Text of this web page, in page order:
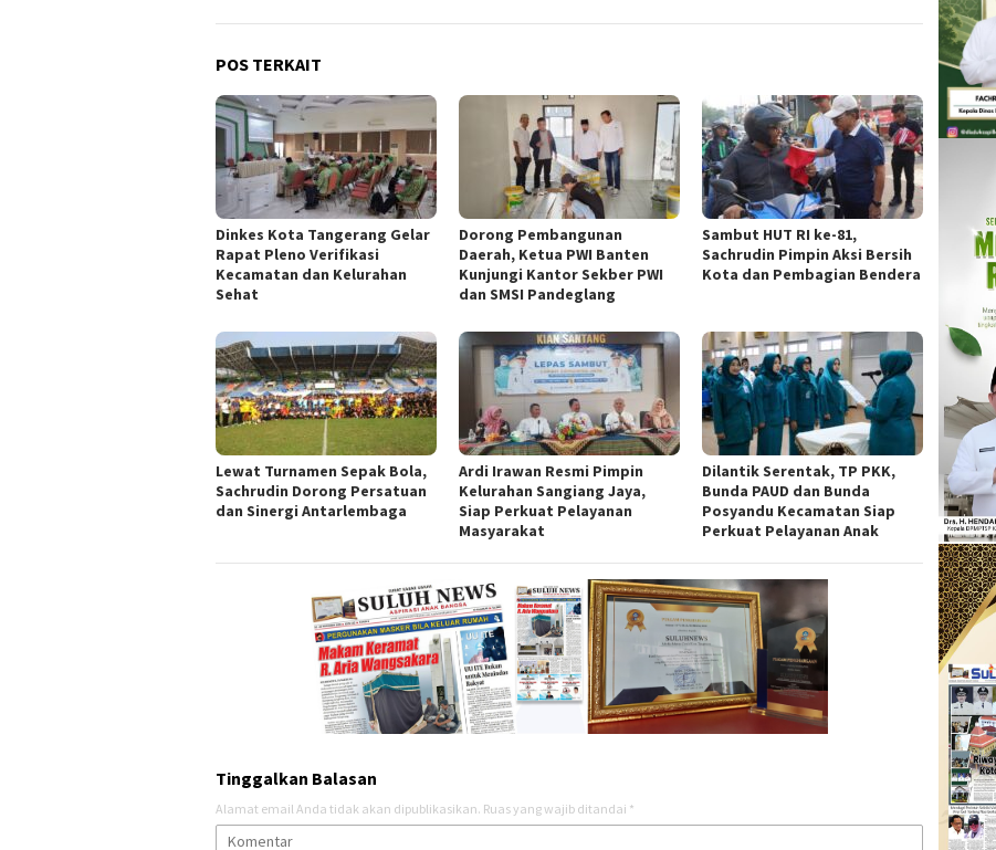
POS TERKAIT
Dinkes Kota Tangerang Gelar
Rapat Pleno Verifikasi
Kecamatan dan Kelurahan
Sehat
Dorong Pembangunan
Daerah, Ketua PWI Banten
Kunjungi Kantor Sekber PWI
dan SMSI Pandeglang
Sambut HUT RI ke-81,
Sachrudin Pimpin Aksi Bersih
Kota dan Pembagian Bendera
Lewat Turnamen Sepak Bola,
Sachrudin Dorong Persatuan
dan Sinergi Antarlembaga
Ardi Irawan Resmi Pimpin
Kelurahan Sangiang Jaya,
Siap Perkuat Pelayanan
Masyarakat
Dilantik Serentak, TP PKK,
Bunda PAUD dan Bunda
Posyandu Kecamatan Siap
Perkuat Pelayanan Anak
Tinggalkan Balasan
Alamat email Anda tidak akan dipublikasikan. Ruas yang wajib ditandai *